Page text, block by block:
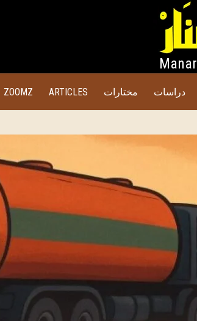
دراسات مختارات ARTICLES
ZOOMZ